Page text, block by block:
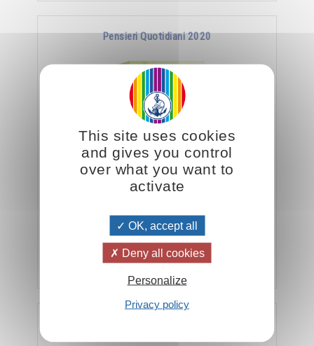
Pensieri Quotidiani 2020
5.00CHF Aggiungere
This site uses cookies
and gives you control
over what you want to
activate
OK, accept all
Deny all cookies
Personalize
Privacy policy